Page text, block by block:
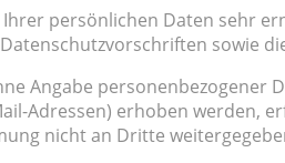
persönlichen Daten sehr
sowie
Angabe personenbezogener
Adressen) erhoben werden,
nicht an Dritte